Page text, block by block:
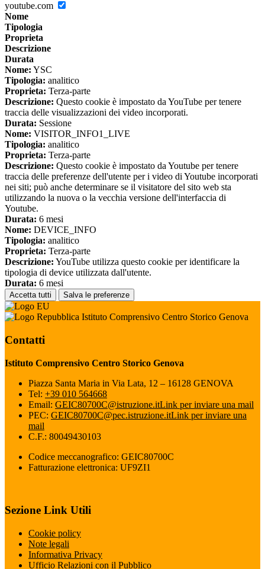
youtube.com
Nome
Tipologia
Proprieta
Descrizione
Durata
Nome: YSC
Tipologia: analitico
Proprieta: Terza-parte
Descrizione: Questo cookie è impostato da YouTube per tenere
traccia delle visualizzazioni dei video incorporati.
Durata: Sessione
Nome: VISITOR_INFO1_LIVE
Tipologia: analitico
Proprieta: Terza-parte
Descrizione: Questo cookie è impostato da Youtube per tenere
traccia delle preferenze dell'utente per i video di Youtube incorporati
nei siti; può anche determinare se il visitatore del sito web sta
utilizzando la nuova o la vecchia versione dell'interfaccia di
Youtube.
Durata: 6 mesi
Nome: DEVICE_INFO
Tipologia: analitico
Proprieta: Terza-parte
Descrizione: YouTube utilizza questo cookie per identificare la
tipologia di device utilizzata dall'utente.
Durata: 6 mesi
Accetta tutti Salva le preferenze
Istituto Comprensivo Centro Storico Genova
Contatti
Istituto Comprensivo Centro Storico Genova
Piazza Santa Maria in Via Lata, 12 – 16128 GENOVA
Tel: +39 010 564668
Email: GEIC80700C@istruzione.itLink per inviare una mail
PEC: GEIC80700C@pec.istruzione.itLink per inviare una
mail
C.F.: 80049430103
Codice meccanografico: GEIC80700C
Fatturazione elettronica: UF9ZI1
Sezione Link Utili
Cookie policy
Note legali
Informativa Privacy
Ufficio Relazioni con il Pubblico